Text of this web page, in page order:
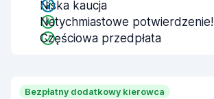
Niska kaucja
Natychmiastowe potwierdzenie!
Częściowa przedpłata
Bezpłatny dodatkowy kierowca